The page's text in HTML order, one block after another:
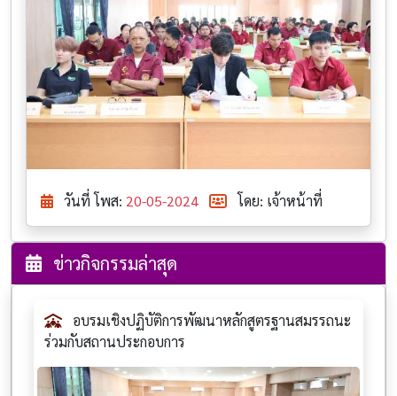
วันที่ โพส: 20-05-2024 โดย: เจ้าหน้าที่
ข่าวกิจกรรมล่าสุด
อบรมเชิงปฏิบัติการพัฒนาหลักสูตรฐานสมรรถนะ
ร่วมกับสถานประกอบการ